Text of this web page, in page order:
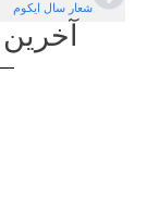
شعار سال ایکوم